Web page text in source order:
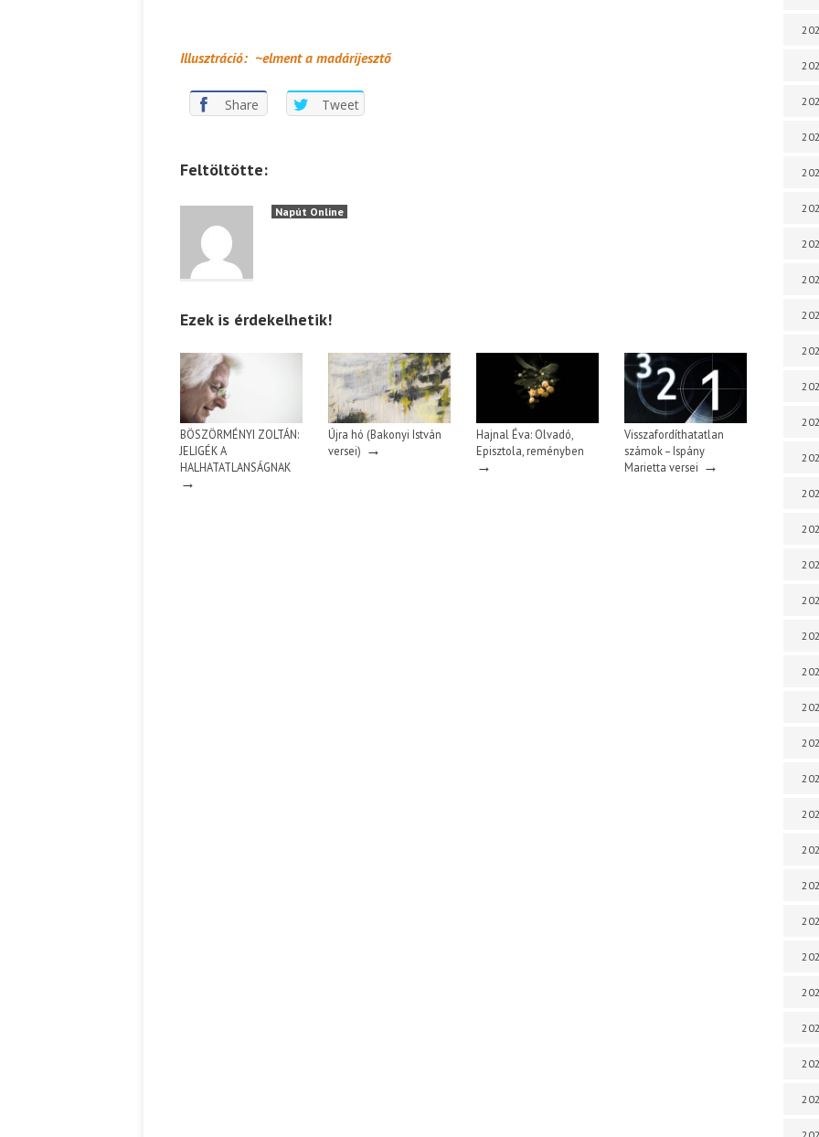
Illusztráció: ~elment a madárijesztő
Share Tweet
Feltöltötte:
Napút Online
Ezek is érdekelhetik!
BÖSZÖRMÉNYI ZOLTÁN:
JELIGÉK A
HALHATATLANSÁGNAK
→
Újra hó (Bakonyi István
versei) →
Hajnal Éva: Olvadó,
Episztola, reményben
→
Visszafordíthatatlan
számok – Ispány
Marietta versei →